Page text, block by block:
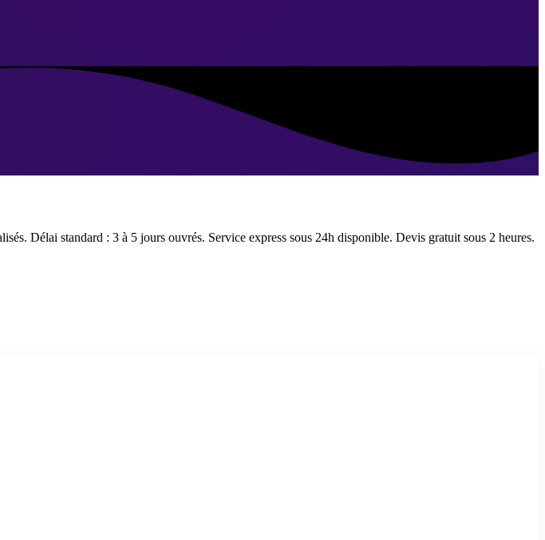
Délai standard : 3 à 5 jours ouvrés. Service express sous 24h disponible. Devis gratuit sous 2 heures.